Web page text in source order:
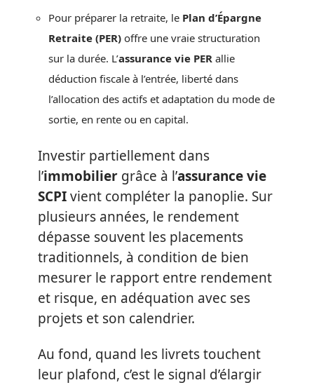
Pour préparer la retraite, le Plan d’Épargne
Retraite (PER) offre une vraie structuration
sur la durée. L’assurance vie PER allie
déduction fiscale à l’entrée, liberté dans
l’allocation des actifs et adaptation du mode de
sortie, en rente ou en capital.
Investir partiellement dans
l’immobilier grâce à l’assurance vie
SCPIvient compléter la panoplie. Sur
plusieurs années, le rendement
dépasse souvent les placements
traditionnels, à condition de bien
mesurer le rapport entre rendement
et risque, en adéquation avec ses
projets et son calendrier.
Au fond, quand les livrets touchent
leur plafond, c’est le signal d’élargir